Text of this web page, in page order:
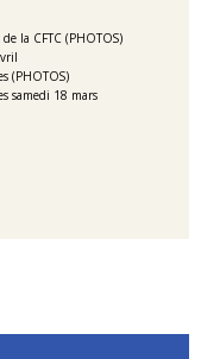
la CFTC (PHOTOS)
(PHOTOS)
samedi 18 mars